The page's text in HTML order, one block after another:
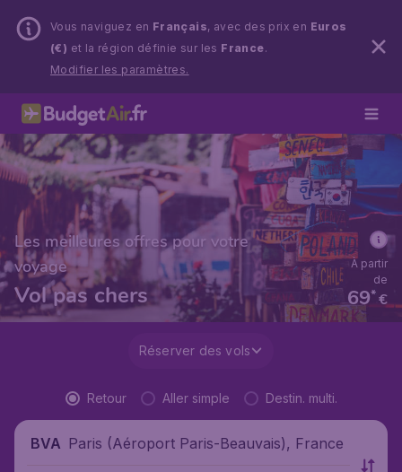
Vous naviguez en Français, avec des prix en Euros
(€) et la région définie sur les France.
Modifier les paramètres.
Les meilleures offres pour votre
voyage
Vol pas chers €
69*
À partir
de
Réserver des vols
Retour Aller simple Destin. multi.
BVA Paris (Aéroport Paris-Beauvais), France